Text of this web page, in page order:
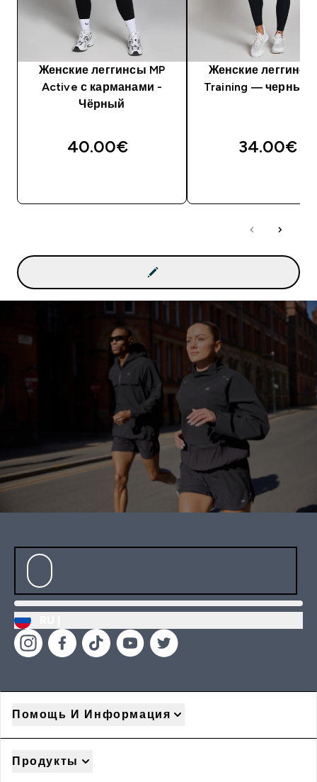
Женские леггинсы MP
Active с карманами -
Чёрный
40.00€‎
Женские леггинсы
Training — черный
34.00€‎
Помощь И Информация
Продукты